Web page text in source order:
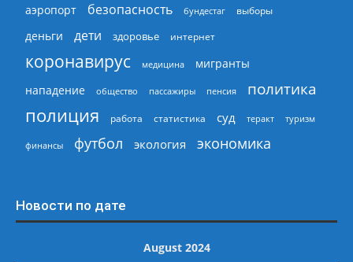
аэропорт безопасность бундестаг выборы
деньги дети здоровье интернет
коронавирус медицина
мигранты
нападение
общество пассажиры пенсия политика
полиция работа статистика суд теракт туризм
финансы футбол экология экономика
Новости по дате
August 2024